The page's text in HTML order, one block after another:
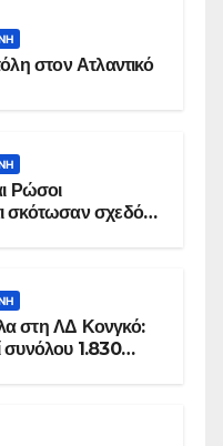
στον Ατλαντικό
Ρώσοι
σκότωσαν σχεδόν
στη ΛΔ Κονγκό:
συνόλου 1.830